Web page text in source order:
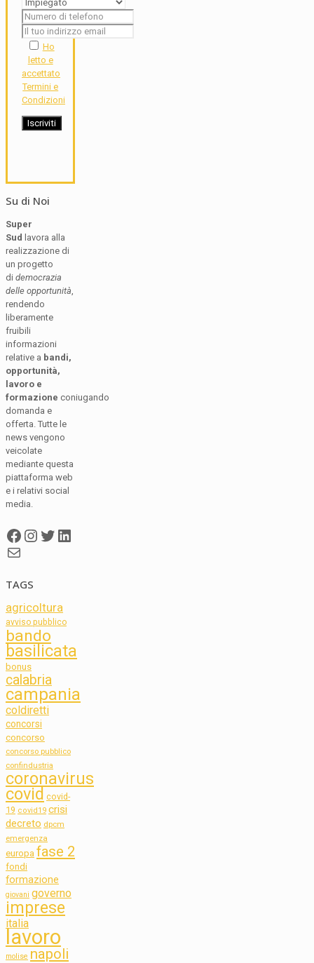
Ho
letto e
accettato
Termini e
Condizioni
Su di Noi
Super
Sud lavora alla
realizzazione di
un progetto
di democrazia
delle opportunità
rendendo
liberamente
fruibili
informazioni
relative a bandi,
opportunità,
lavoro e
formazione coniugando
domanda e
offerta. Tutte le
news vengono
veicolate
mediante questa
piattaforma web
e i relativi social
media.
Facebook
Instagram
Twitter
LinkedIn
Mail
TAGS
agricoltura
avviso pubblico
bando
basilicata
bonus
calabria
campania
coldiretti
concorsi
concorso
concorso pubblico
confindustria
coronavirus
covid covid-
19 covid19 crisi
decreto dpcm
emergenza
europa fase 2
fondi
formazione
giovani governo
imprese
italia
lavoro
molise napoli